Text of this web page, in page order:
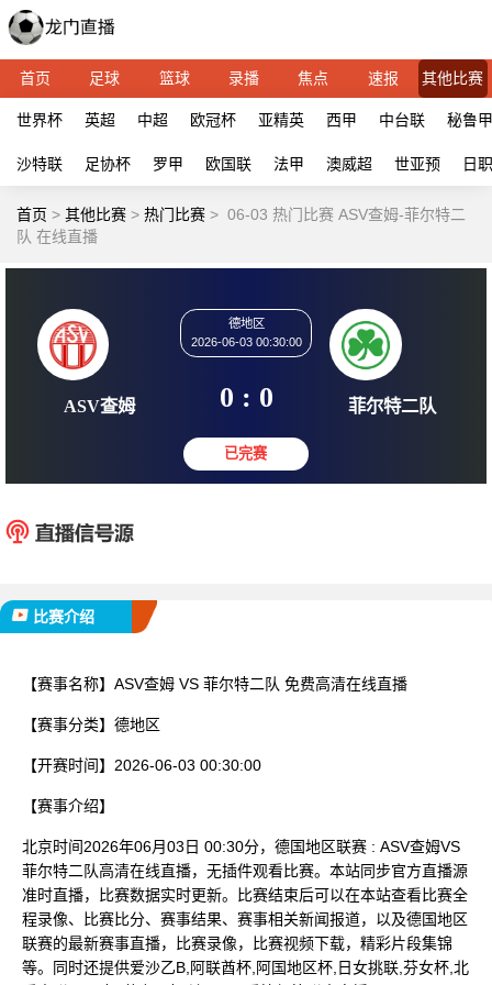
首页 足球 篮球 录播 焦点 速报 其他比赛
世界杯 英超 中超 欧冠杯 亚精英 西甲 中台联 秘鲁甲
沙特联 足协杯 罗甲 欧国联 法甲 澳威超 世亚预 日
首页 > 其他比赛 > 热门比赛 > 06-03 热门比赛 ASV查姆-菲尔特二
队 在线直播
2026-06-03 00:30:00
0 : 0
比赛介绍
【赛事名称】 ASV查姆 VS 菲尔特二队 免费高清在线直播
【赛事分类】 德地区
【开赛时间】 2026-06-03 00:30:00
【赛事介绍】
北京时间2026年06月03日 00:30分，德国地区联赛 : ASV查姆VS
菲尔特二队高清在线直播，无插件观看比赛。本站同步官方直播源
准时直播，比赛数据实时更新。比赛结束后可以在本站查看比赛全
程录像、比赛比分、赛事结果、赛事相关新闻报道，以及德国地区
联赛的最新赛事直播，比赛录像，比赛视频下载，精彩片段集锦
等。同时还提供爱沙乙B,阿联酋杯,阿国地区杯,日女挑联,芬女杯,北